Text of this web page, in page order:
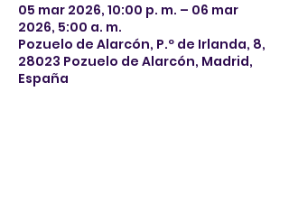
05 mar 2026, 10:00 p. m. – 06 mar
2026, 5:00 a. m.
Pozuelo de Alarcón, P.º de Irlanda, 8,
28023 Pozuelo de Alarcón, Madrid,
España